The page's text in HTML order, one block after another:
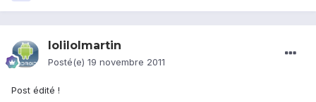
lolilolmartin
Posté(e) 19 novembre 2011
Post édité !